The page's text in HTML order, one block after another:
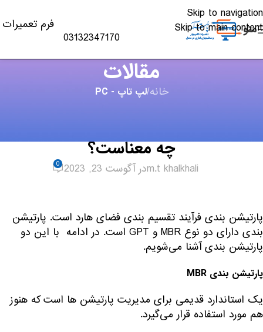
Skip to navigation
Skip to main content
منو
03132347170
فرم تعمیرات
مقالات
خانه/لپ تاپ - PC
چه معناست؟
m.t khalkhaliدر آگوست 23, 2023 0
پارتیشن بندی فرآیند تقسیم بندی فضای هارد است. پارتیشن
بندی دارای دو نوع MBR و GPT است. در ادامه با این دو
پارتیشن بندی آشنا می‌شویم.
پارتیشن بندی MBR
یک استاندارد قدیمی برای مدیریت پارتیشن ها است که هنوز
هم مورد استفاده قرار می‌گیرد.